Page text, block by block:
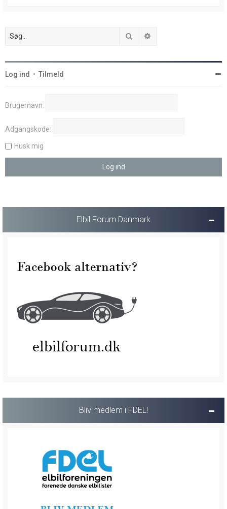
Søg
Log ind • Tilmeld
Brugernavn:
Adgangskode:
Husk mig
Elbil Forum Danmark
Bliv medlem i FDEL!